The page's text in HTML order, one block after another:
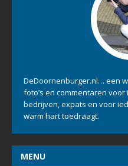
DeDoornenburger.nl… een
foto’s en commentaren
bedrijven, expats en voor
warm hart toedraagt.
MENU